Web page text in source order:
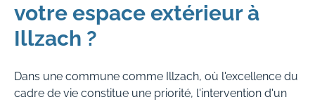
votre espace extérieur à
Illzach ?
Dans une commune comme Illzach, où l'excellence du
cadre de vie constitue une priorité, l'intervention d'un